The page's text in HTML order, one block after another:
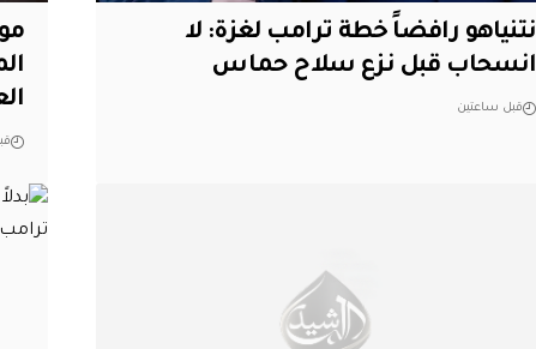
نتنياهو رافضاً خطة ترامب لغزة: لا
انسحاب قبل نزع سلاح حماس
قبل ساعتين
قبل 3